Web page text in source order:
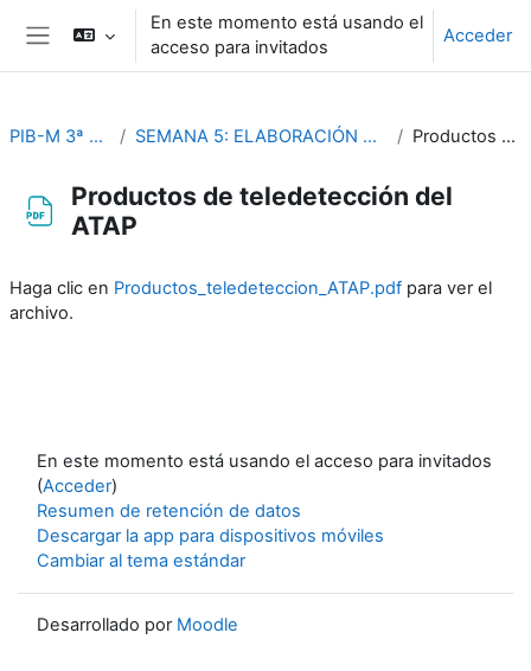
Salta al contenido principal
Panel lateral
En este momento está usando el
acceso para invitados
Acceder
PIB-M 3ª Edición (fase práctica) SEMANA 5: ELABORACIÓN Y PRESENTACION DE INFORMES DE CASOS ESTUDIO Productos de teledetección del ATAP
Productos de teledetección del
ATAP
Haga clic en Productos_teledeteccion_ATAP.pdf para ver el
archivo.
En este momento está usando el acceso para invitados
(Acceder)
Resumen de retención de datos
Descargar la app para dispositivos móviles
Cambiar al tema estándar
Desarrollado por Moodle